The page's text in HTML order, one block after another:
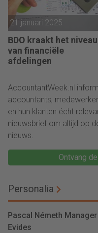
21 januari 2025
BDO kraakt het niveau
van financiële
afdelingen
AccountantWeek.nl
accountants,
en hun klanten écht
nieuwsbrief om altijd op
nieuws.
Ontvang
Personalia
Pascal Németh
Evides